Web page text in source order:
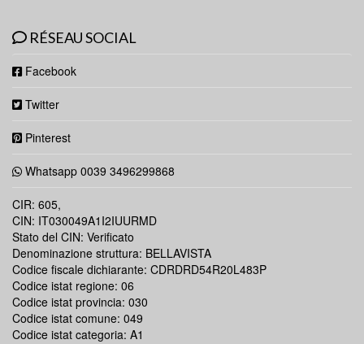
RÉSEAU SOCIAL
Facebook
Twitter
Pinterest
Whatsapp 0039 3496299868
CIR: 605,
CIN: IT030049A1I2IUURMD
Stato del CIN: Verificato
Denominazione struttura: BELLAVISTA
Codice fiscale dichiarante: CDRDRD54R20L483P
Codice istat regione: 06
Codice istat provincia: 030
Codice istat comune: 049
Codice istat categoria: A1